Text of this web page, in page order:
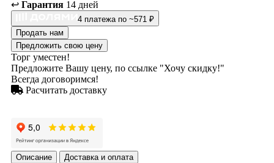
↩️ Гарантия 14 дней
4 платежа по ~571 ₽
Продать нам
Предложить свою цену
Торг уместен!
Предложите Вашу цену, по ссылке "Хочу скидку!"
Всегда договоримся!
Расчитать доставку
Описание Доставка и оплата